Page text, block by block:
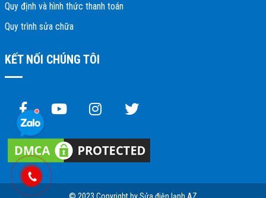
Quy định và hình thức thanh toán
Quy trình sửa chữa
KẾT NỐI CHÚNG TÔI